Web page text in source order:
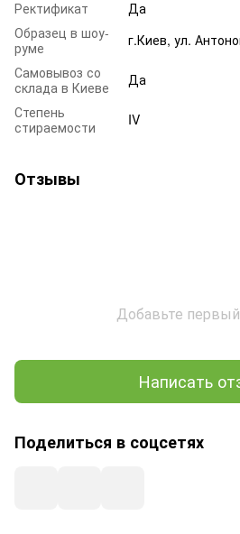
Ректификат
Да
Образец в шоу-
руме
г.Киев, ул.
Самовывоз со
склада в Киеве
Да
Степень
стираемости
IV
Отзывы
Добавьте
Написать
Поделиться в соцсетях